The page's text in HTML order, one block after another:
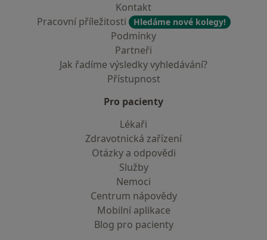
Kontakt
Pracovní příležitosti
Hledáme nové kolegy!
Podmínky
Partneři
Jak řadíme výsledky vyhledávání?
Přístupnost
Pro pacienty
Lékaři
Zdravotnická zařízení
Otázky a odpovědi
Služby
Nemoci
Centrum nápovědy
Mobilní aplikace
Blog pro pacienty